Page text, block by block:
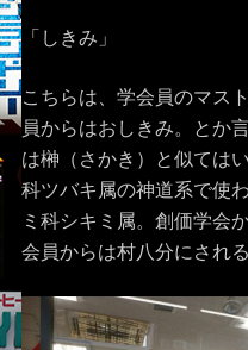
「しきみ」
こちらは、学会員のマス
員からはおしきみ。とか
は榊（さかき）と似ては
科ツバキ属の神道系で使
ミ科シキミ属。創価学会
会員からは村八分にされ